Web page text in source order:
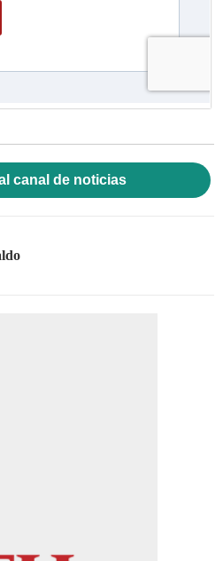
canal de noticias